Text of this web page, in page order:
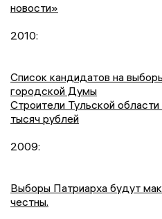
новости»
2010:
Список кандидатов на
городской Думы
Строители Тульской
тысяч рублей
2009:
Выборы Патриарха будут
честны.